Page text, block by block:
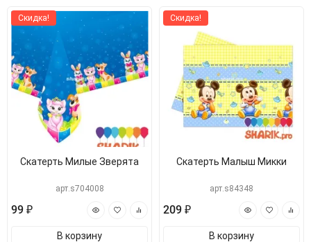
Скидка!
Скатерть Милые Зверята
арт.s704008
99 ₽
В корзину
Скидка!
Скатерть Малыш Микки
арт.s84348
209 ₽
В корзину